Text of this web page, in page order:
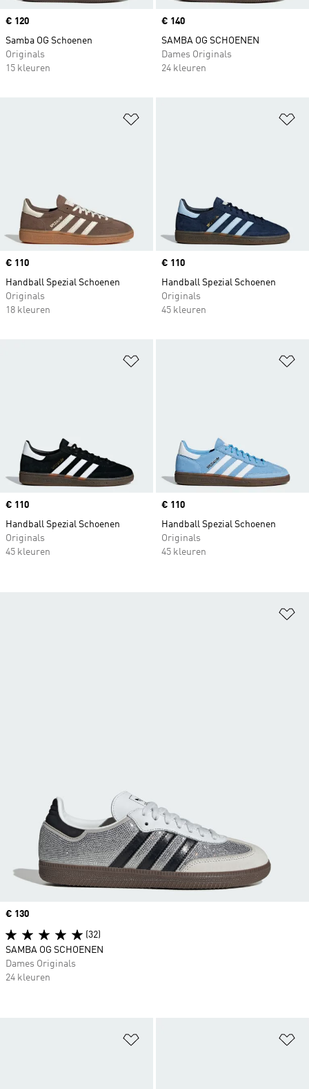
Price
€ 120
Samba OG Schoenen
Originals
15 kleuren
Price
€ 140
SAMBA OG SCHOENEN
Dames Originals
24 kleuren
Price
€ 110
Handball Spezial Schoenen
Originals
18 kleuren
Price
€ 110
Handball Spezial Schoenen
Originals
45 kleuren
Price
€ 110
Handball Spezial Schoenen
Originals
45 kleuren
Price
€ 110
Handball Spezial Schoenen
Originals
45 kleuren
Price
€ 130
(32)
SAMBA OG SCHOENEN
Dames Originals
24 kleuren